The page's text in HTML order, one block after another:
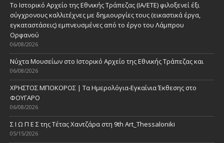
Το Ιστορικό Αρχείο της Εθνικής Τράπεζας (ΙΑ/ΕΤΕ) φιλοξενεί έξι
σύγχρονους καλλιτέχνες με δημιουργίες τους (εικαστικά έργα,
εγκαταστάσεις) εμπνευσμένες από το έργο του Λάμπρου
Ορφανού
06/08/2026
Νύχτα Μουσείων στο Ιστορικό Αρχείο της Εθνικής Τράπεζας και
06/08/2026
ΧΡΗΣΤΟΣ ΜΠΟΚΟΡΟΣ | Τα Ημερολόγια-Εγκαίνια Έκθεσης στο
ΦΟΥΓΑΡΟ
06/08/2026
Σ Ι Ω Π Ε Σ της Τέτας Χαντζάρα στη 9th Art_Thessaloniki
05/15/2026